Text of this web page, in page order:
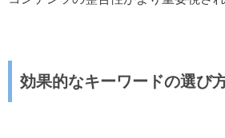
効果的なキーワードの選び